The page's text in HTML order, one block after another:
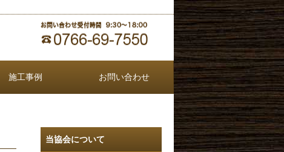
施工事例 お問い合わせ
当協会について